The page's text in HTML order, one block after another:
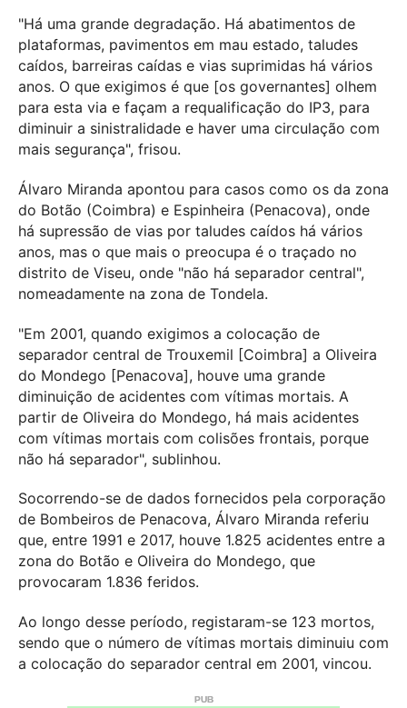
"Há uma grande degradação. Há abatimentos de
plataformas, pavimentos em mau estado, taludes
caídos, barreiras caídas e vias suprimidas há vários
anos. O que exigimos é que [os governantes] olhem
para esta via e façam a requalificação do IP3, para
diminuir a sinistralidade e haver uma circulação com
mais segurança", frisou.
Álvaro Miranda apontou para casos como os da zona
do Botão (Coimbra) e Espinheira (Penacova), onde
há supressão de vias por taludes caídos há vários
anos, mas o que mais o preocupa é o traçado no
distrito de Viseu, onde "não há separador central",
nomeadamente na zona de Tondela.
"Em 2001, quando exigimos a colocação de
separador central de Trouxemil [Coimbra] a Oliveira
do Mondego [Penacova], houve uma grande
diminuição de acidentes com vítimas mortais. A
partir de Oliveira do Mondego, há mais acidentes
com vítimas mortais com colisões frontais, porque
não há separador", sublinhou.
Socorrendo-se de dados fornecidos pela corporação
de Bombeiros de Penacova, Álvaro Miranda referiu
que, entre 1991 e 2017, houve 1.825 acidentes entre a
zona do Botão e Oliveira do Mondego, que
provocaram 1.836 feridos.
Ao longo desse período, registaram-se 123 mortos,
sendo que o número de vítimas mortais diminuiu com
a colocação do separador central em 2001, vincou.